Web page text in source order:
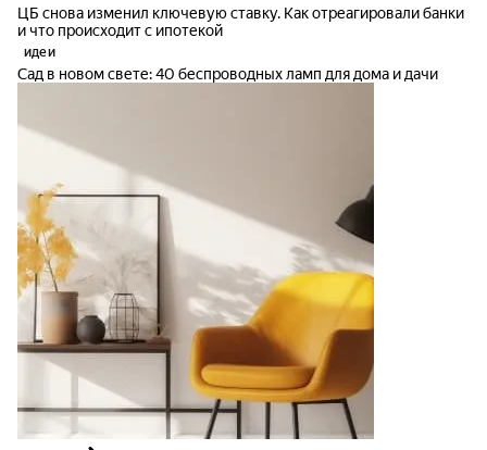
ЦБ снова изменил ключевую ставку. Как отреагировали банки
и что происходит с ипотекой
идеи
Сад в новом свете: 40 беспроводных ламп для дома и дачи